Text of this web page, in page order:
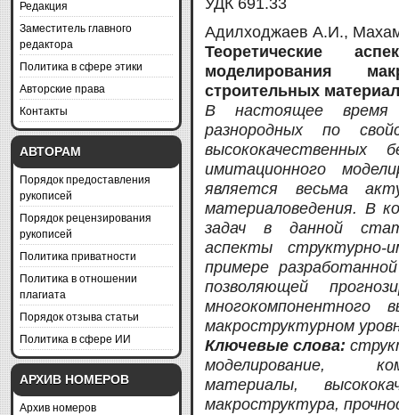
Редакция
Заместитель главного
редактора
Политика в сфере этики
Авторские права
Контакты
АВТОРАМ
Порядок предоставления
рукописей
Порядок рецензирования
рукописей
Политика приватности
Политика в отношении
плагиата
Порядок отзыва статьи
Политика в сфере ИИ
АРХИВ НОМЕРОВ
Архив номеров
Адилходжаев А.И.,
Теоретические
моделирования
строительных
В настоящее время
разнородных по
имитационного
является весьма
материаловедения. В
задач в данной
аспекты структурно-
примере
позволяющей
многокомпонентного
макроструктурном
Ключевые слова:
моделирование,
материалы,
макроструктура,